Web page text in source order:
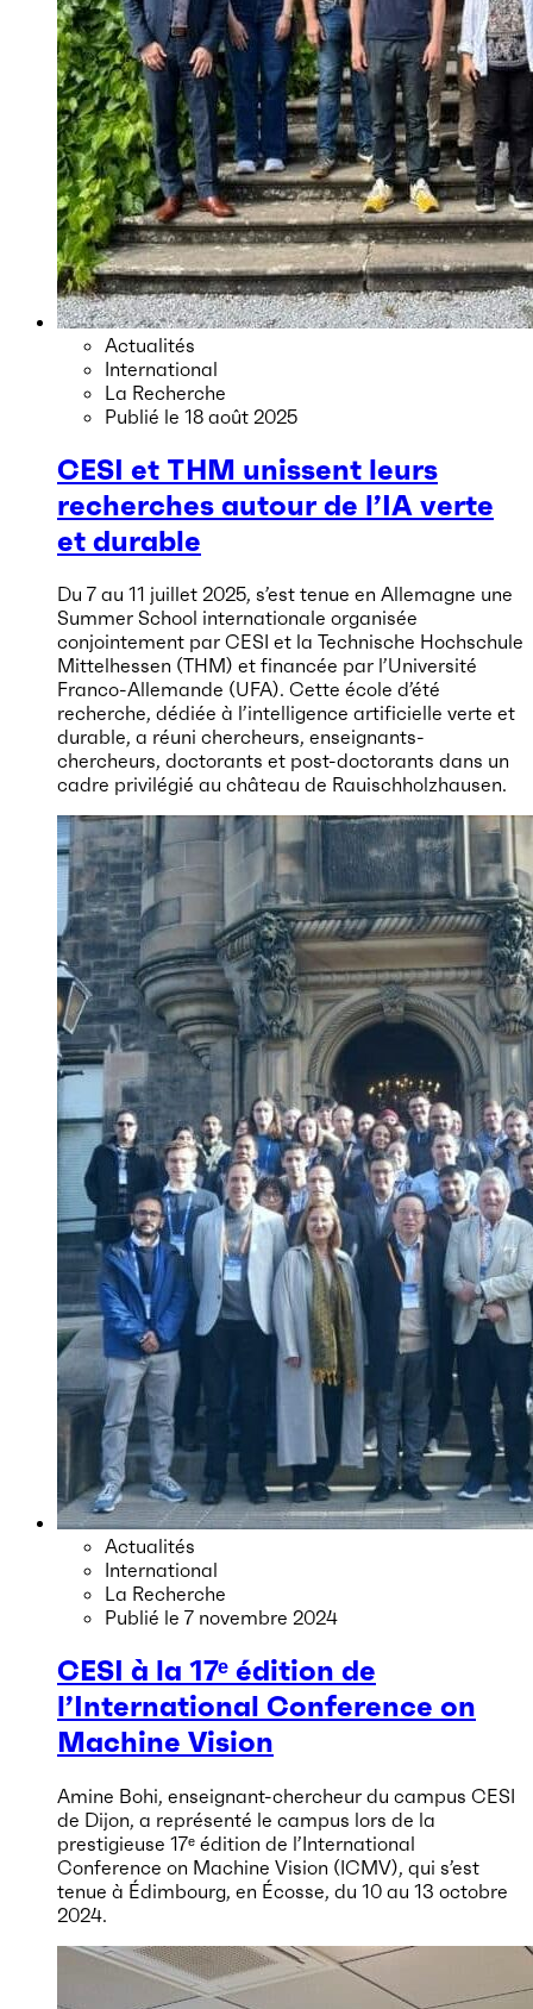
Actualités
International
La Recherche
Publié le 18 août 2025
CESI et THM unissent leurs
recherches autour de l’IA verte
et durable
Du 7 au 11 juillet 2025, s’est tenue en Allemagne une
Summer School internationale organisée
conjointement par CESI et la Technische Hochschule
Mittelhessen (THM) et financée par l’Université
Franco-Allemande (UFA). Cette école d’été
recherche, dédiée à l’intelligence artificielle verte et
durable, a réuni chercheurs, enseignants-
chercheurs, doctorants et post-doctorants dans un
cadre privilégié au château de Rauischholzhausen.
Actualités
International
La Recherche
Publié le 7 novembre 2024
CESI à la 17ᵉ édition de
l’International Conference on
Machine Vision
Amine Bohi, enseignant-chercheur du campus CESI
de Dijon, a représenté le campus lors de la
prestigieuse 17ᵉ édition de l’International
Conference on Machine Vision (ICMV), qui s’est
tenue à Édimbourg, en Écosse, du 10 au 13 octobre
2024.